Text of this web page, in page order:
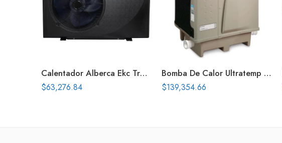
Calentador Alberca Ekc True Inverter 65 Kbtus Solo Calor
$63,276.84
Bomba De Calor Ultratemp 125000 Btu 11X 240V
$139,354.66